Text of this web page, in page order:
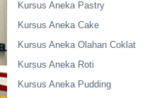
Kursus Aneka Pastry
Kursus Aneka Cake
Kursus Aneka Olahan Coklat
Kursus Aneka Roti
Kursus Aneka Pudding